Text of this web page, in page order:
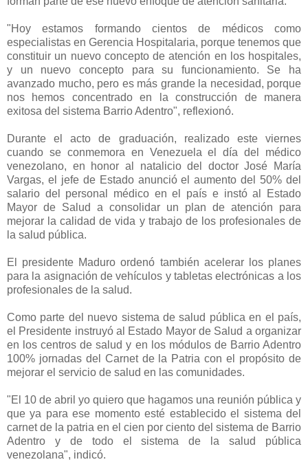
"Hoy estamos formando cientos de médicos como
especialistas en Gerencia Hospitalaria, porque tenemos que
constituir un nuevo concepto de atención en los hospitales,
y un nuevo concepto para su funcionamiento. Se ha
avanzado mucho, pero es más grande la necesidad, porque
nos hemos concentrado en la construcción de manera
exitosa del sistema Barrio Adentro", reflexionó.
Durante el acto de graduación, realizado este viernes
cuando se conmemora en Venezuela el día del médico
venezolano, en honor al natalicio del doctor José María
Vargas, el jefe de Estado anunció el aumento del 50% del
salario del personal médico en el país e instó al Estado
Mayor de Salud a consolidar un plan de atención para
mejorar la calidad de vida y trabajo de los profesionales de
la salud pública.
El presidente Maduro ordenó también acelerar los planes
para la asignación de vehículos y tabletas electrónicas a los
profesionales de la salud.
Como parte del nuevo sistema de salud pública en el país,
el Presidente instruyó al Estado Mayor de Salud a organizar
en los centros de salud y en los módulos de Barrio Adentro
100% jornadas del Carnet de la Patria con el propósito de
mejorar el servicio de salud en las comunidades.
"El 10 de abril yo quiero que hagamos una reunión pública y
que ya para ese momento esté establecido el sistema del
carnet de la patria en el cien por ciento del sistema de Barrio
Adentro y de todo el sistema de la salud pública
venezolana", indicó.